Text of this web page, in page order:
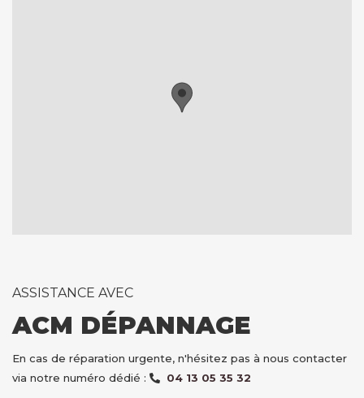
ASSISTANCE AVEC
ACM DÉPANNAGE
En cas de réparation urgente, n'hésitez pas à nous contacter
via notre numéro dédié :
04 13 05 35 32